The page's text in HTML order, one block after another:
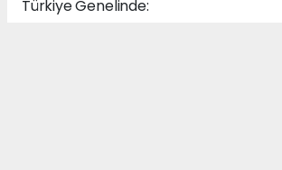
Türkiye Genelinde: